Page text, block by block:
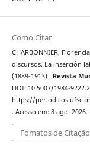
Como Citar
CHARBONNIER,
discursos. La inserción
(1889-1913) . Revista
DOI: 10.5007/1984-
https://
. Acesso em: 8 ago. 2026.
Fomatos de Citação